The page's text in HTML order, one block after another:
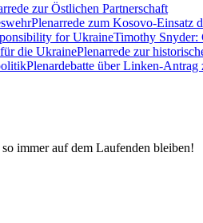
zur Östlichen Partnerschaft
Plenarrede zum Kosovo-Einsatz
Timothy Snyder:
Plenarrede zur
Plenardebatte über Linken-
immer auf dem Laufenden bleiben!